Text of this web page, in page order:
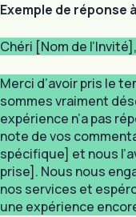
Exemple de réponse
Chéri [Nom de l’Invité],
Merci d’avoir pris le
sommes vraiment
expérience n’a pas
note de vos
spécifique] et nous
prise]. Nous nous
nos services et
une expérience